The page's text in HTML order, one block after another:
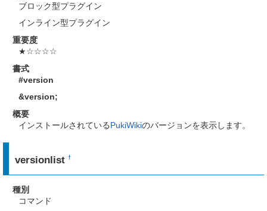
ブロック型プラグイン
インライン型プラグイン
重要度
★☆☆☆☆
書式
#version
&version;
概要
インストールされているPukiWikiのバージョンを表示します。
versionlist†
種別
コマンド